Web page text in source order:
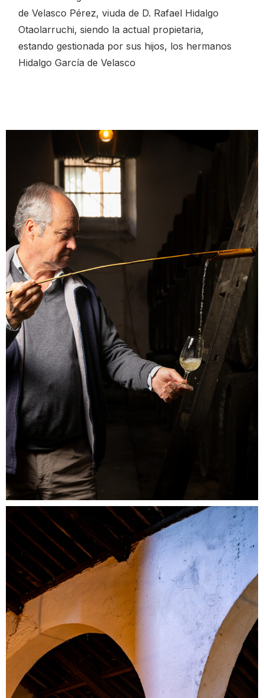
de Velasco Pérez, viuda de D. Rafael Hidalgo
Otaolarruchi, siendo la actual propietaria,
estando gestionada por sus hijos, los hermanos
Hidalgo García de Velasco